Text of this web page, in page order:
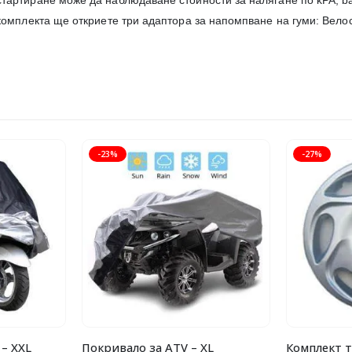
ще откриете три адаптора за напомпване на гуми:
XXL
-23%
Покривало за ATV – XL
-27%
Комплект